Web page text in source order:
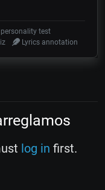
test
Lyrics annotation
log in first.